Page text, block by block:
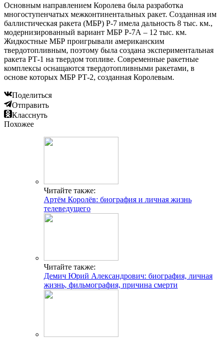
Основным направлением Королева была разработка
многоступенчатых межконтинентальных ракет. Созданная им
баллистическая ракета (МБР) Р-7 имела дальность 8 тыс. км.,
модернизированный вариант МБР Р-7А – 12 тыс. км.
Жидкостные МБР проигрывали американским
твердотопливным, поэтому была создана экспериментальная
ракета РТ-1 на твердом топливе. Современные ракетные
комплексы оснащаются твердотопливными ракетами, в
основе которых МБР РТ-2, созданная Королевым.
Поделиться
Отправить
Класснуть
Похожее
Читайте также:
Артём Королёв: биография и личная жизнь
телеведущего
Читайте также:
Демич Юрий Александрович: биография, личная
жизнь, фильмография, причина смерти